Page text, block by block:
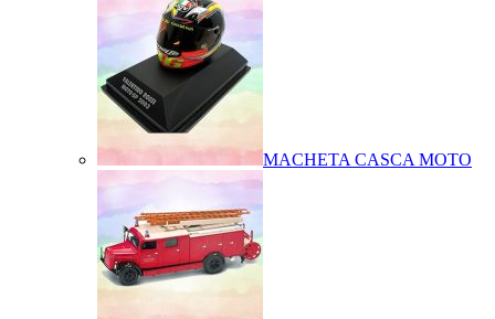
MACHETA CASCA MOTO